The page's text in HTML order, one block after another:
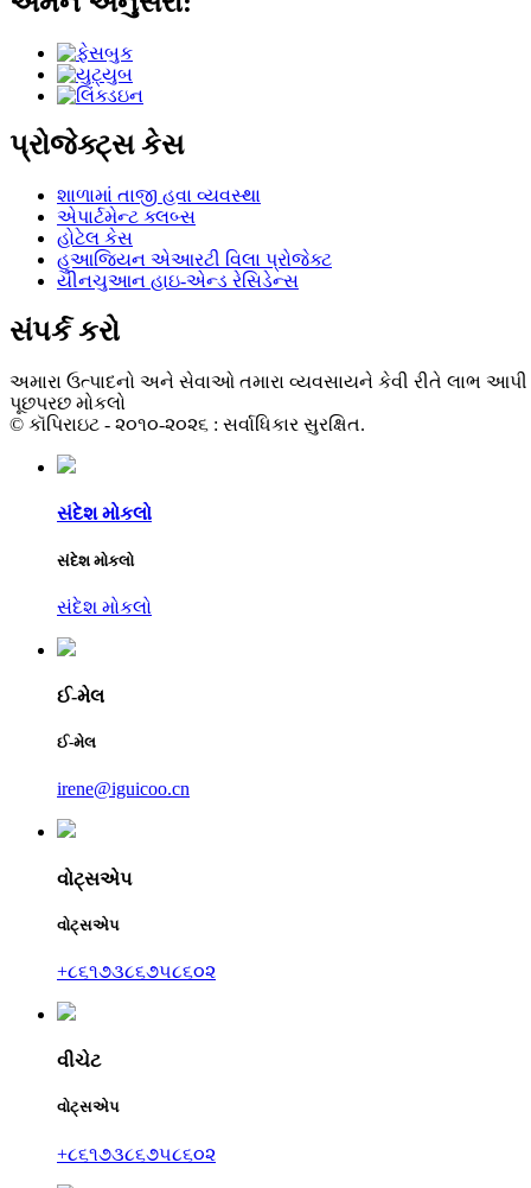
પ્રોજેક્ટ્સ કેસ
શાળામાં તાજી હવા વ્યવસ્થા
એપાર્ટમેન્ટ ક્લબ્સ
હોટેલ કેસ
હુઆજિયન એઆરટી વિલા પ્રોજેક્ટ
યીનચુઆન હાઇ-એન્ડ રેસિડેન્સ
સંપર્ક કરો
અમારા ઉત્પાદનો અને સેવાઓ તમારા વ્યવસાયને કેવી રીતે લાભ
પૂછપરછ મોકલો
© કૉપિરાઇટ - ૨૦૧૦-૨૦૨૬ : સર્વાધિકાર સુરક્ષિત.
સંદેશ મોકલો
સંદેશ મોકલો
સંદેશ મોકલો
ઈ-મેલ
ઈ-મેલ
irene@iguicoo.cn
વોટ્સએપ
વોટ્સએપ
+૮૬૧૭૩૮૬૭૫૮૬૦૨
વીચેટ
વોટ્સએપ
+૮૬૧૭૩૮૬૭૫૮૬૦૨